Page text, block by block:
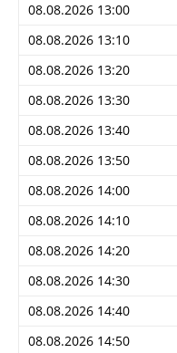
08.08.2026 13:00
08.08.2026 13:10
08.08.2026 13:20
08.08.2026 13:30
08.08.2026 13:40
08.08.2026 13:50
08.08.2026 14:00
08.08.2026 14:10
08.08.2026 14:20
08.08.2026 14:30
08.08.2026 14:40
08.08.2026 14:50